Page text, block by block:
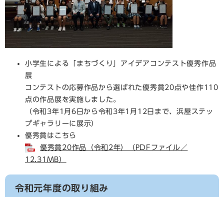
小学生による「まちづくり」アイデアコンテスト優秀作品
展
コンテストの応募作品から選ばれた優秀賞20点や佳作110
点の作品展を実施しました。
（令和3年1月6日から令和3年1月12日まで、浜屋ステッ
プギャラリーに展示）
優秀賞はこちら
優秀賞20作品（令和2年）（PDFファイル／
12.31MB）
令和元年度の取り組み